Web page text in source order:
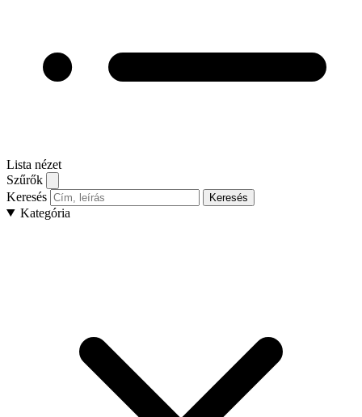
Lista nézet
Szűrők
Keresés
Keresés
Kategória